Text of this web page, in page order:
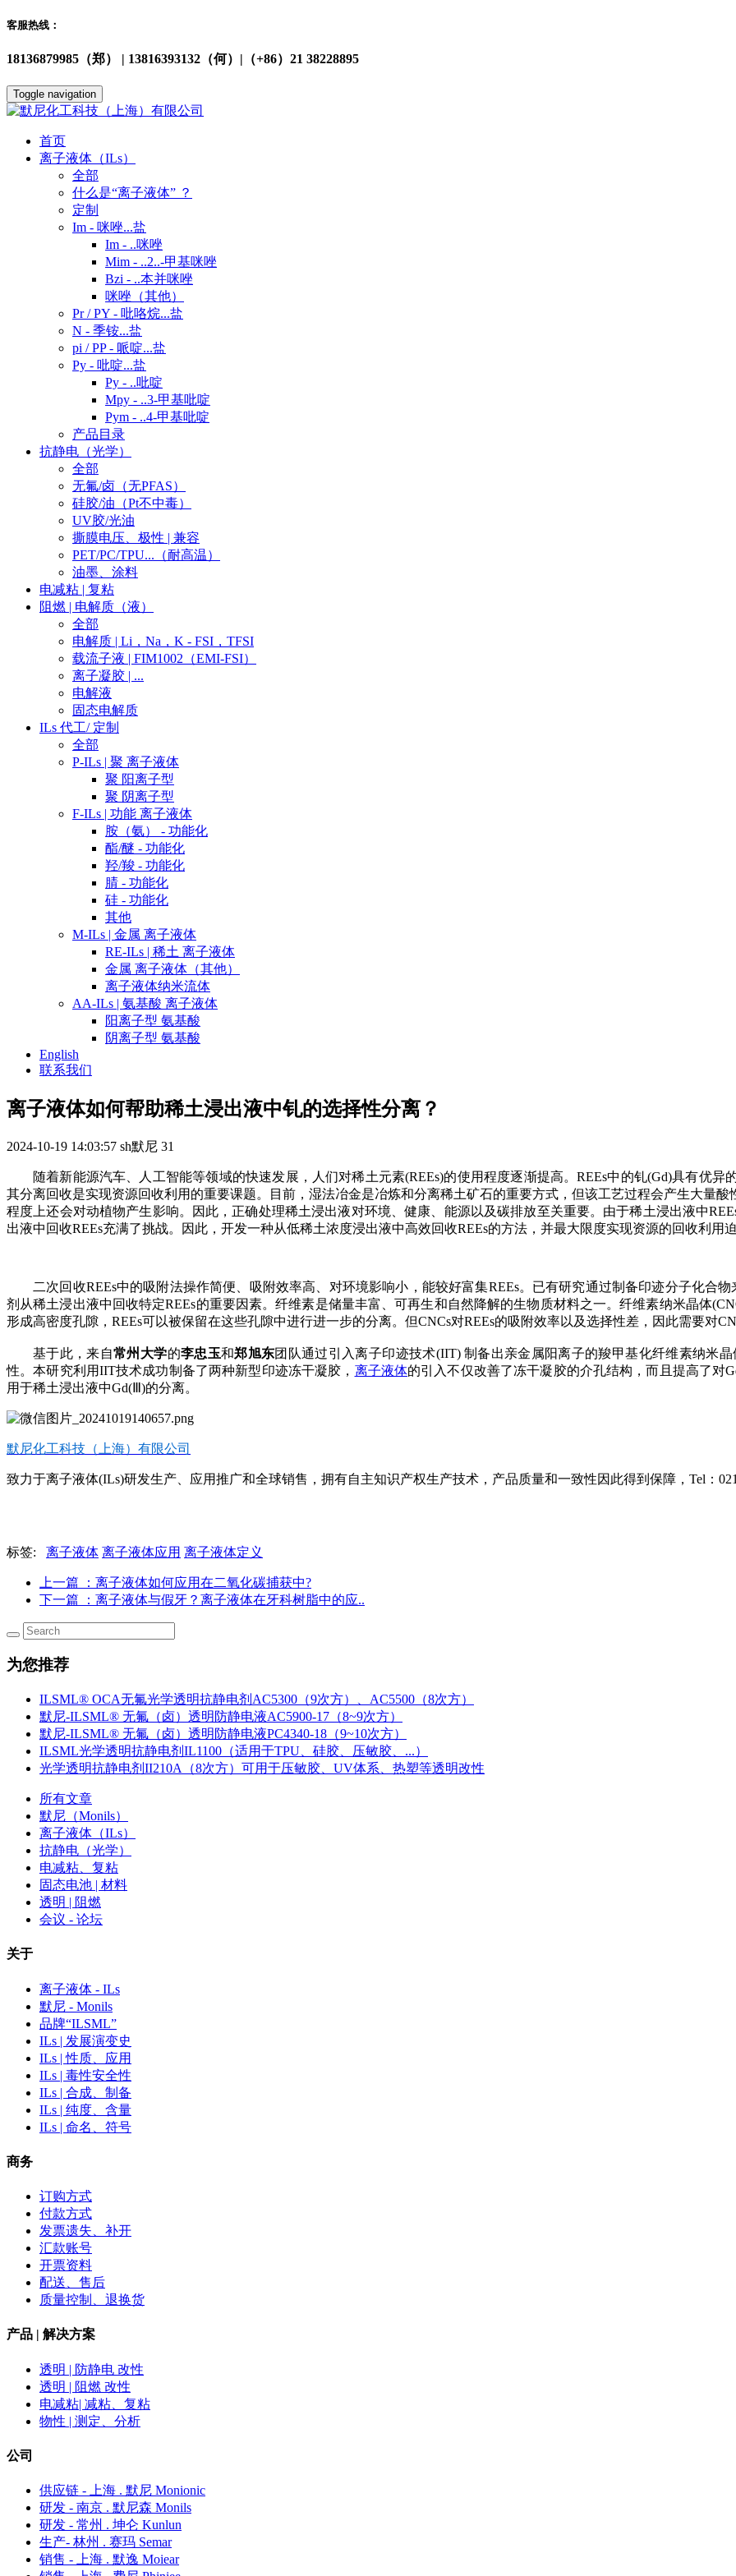
客服热线：
18136879985（郑） | 13816393132（何）|（+86）21 38228895
Toggle navigation
首页
离子液体（ILs）
全部
什么是“离子液体” ？
定制
Im - 咪唑...盐
Im - ..咪唑
Mim - ..2..-甲基咪唑
Bzi - ..本并咪唑
咪唑（其他）
Pr / PY - 吡咯烷...盐
N - 季铵...盐
pi / PP - 哌啶...盐
Py - 吡啶...盐
Py - ..吡啶
Mpy - ..3-甲基吡啶
Pym - ..4-甲基吡啶
产品目录
抗静电（光学）
全部
无氟/卤（无PFAS）
硅胶/油（Pt不中毒）
UV胶/光油
撕膜电压、极性 | 兼容
PET/PC/TPU...（耐高温）
油墨、涂料
电减粘 | 复粘
阻燃 | 电解质（液）
全部
电解质 | Li，Na，K - FSI，TFSI
载流子液 | FIM1002（EMI-FSI）
离子凝胶 | ...
电解液
固态电解质
ILs 代工/ 定制
全部
P-ILs | 聚 离子液体
聚 阳离子型
聚 阴离子型
F-ILs | 功能 离子液体
胺（氨） - 功能化
酯/醚 - 功能化
羟/羧 - 功能化
腈 - 功能化
硅 - 功能化
其他
M-ILs | 金属 离子液体
RE-ILs | 稀土 离子液体
金属 离子液体（其他）
离子液体纳米流体
AA-ILs | 氨基酸 离子液体
阳离子型 氨基酸
阴离子型 氨基酸
English
联系我们
离子液体如何帮助稀土浸出液中钆的选择性分离？
2024-10-19 14:03:57 sh默尼 31
随着新能源汽车、人工智能等领域的快速发展，人们对稀土元素(REEs)的使用程度逐渐提高。REEs中的钆(Gd)具有优异
其分离回收是实现资源回收利用的重要课题。目前， 湿法冶金是冶炼和分离稀土矿石的重要方式，但该工艺过程会产生大量
程度上还会对动植物产生影响。因此，正确处理稀土浸出液对环境、健康、能源以及碳排放至关重要。由于稀土浸出液中
出液中回收REEs充满了挑战。因此，开发一种从低稀土浓度浸出液中高效回收REEs的方法，并最大限度实现资源的回收利用迫
二次回收REEs中的吸附法操作简便、吸附效率高、对环境影响小，能较好富集REEs。已有研究通过制备印迹分子化合物
剂从稀土浸出液中回收特定REEs的重要因素。纤维素是储量丰富、可再生和自然降解的生物质材料之一。纤维素纳米晶体
形成高密度孔隙， REEs可以被保留在这些孔隙中进行进一步的分离。但CNCs对REEs的吸附效率以及选择性差，因此需要对
基于此，来自常州大学的李忠玉和郑旭东团队通过引入离子印迹技术(IIT) 制备出亲金属阳离子的羧甲基化纤维素纳米晶
性。本研究利用IIT技术成功制备了两种新型印迹冻干凝胶， 离子液体的引入不仅改善了冻干凝胶的介孔结构，而且提高了对
用于稀土浸出液中Gd( )的分离。
默尼化工科技（上海）有限公司
致力于离子液体(ILs)研发生产、应用推广和全球销售，拥有自主知识产权生产技术，产品质量和一致性因此得到保障，Tel：
标签: 离子液体 离子液体应用 离子液体定义
上一篇
：离子液体如何应用在二氧化碳捕获中?
下一篇
：离子液体与假牙？离子液体在牙科树脂中的应..
为您推荐
ILSML® OCA无氟光学透明抗静电剂AC5300（9次方）、AC5500（8次方）
默尼-ILSML® 无氟（卤）透明防静电液AC5900-17（8~9次方）
默尼-ILSML® 无氟（卤）透明防静电液PC4340-18（9~10次方）
ILSML光学透明抗静电剂IL1100（适用于TPU、硅胶、压敏胶、...）
光学透明抗静电剂II210A（8次方）可用于压敏胶、UV体系、热塑等透明改性
所有文章
默尼（Monils）
离子液体（ILs）
抗静电（光学）
电减粘、复粘
固态电池 | 材料
透明 | 阻燃
会议 - 论坛
关于
离子液体 - ILs
默尼 - Monils
品牌“ILSML”
ILs | 发展演变史
ILs | 性质、应用
ILs | 毒性安全性
ILs | 合成、制备
ILs | 纯度、含量
ILs | 命名、符号
商务
订购方式
付款方式
发票遗失、补开
汇款账号
开票资料
配送、售后
质量控制、退换货
产品 | 解决方案
透明 | 防静电 改性
透明 | 阻燃 改性
电减粘| 减粘、复粘
物性 | 测定、分析
公司
供应链 - 上海 . 默尼 Monionic
研发 - 南京 . 默尼森 Monils
研发 - 常州 . 坤仑 Kunlun
生产- 林州 . 赛玛 Semar
销售 - 上海 . 默逸 Moiear